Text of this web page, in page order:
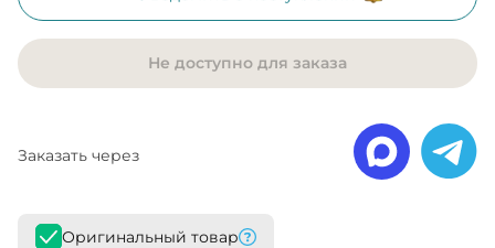
Не доступно для заказа
Заказать через
Оригинальный товар